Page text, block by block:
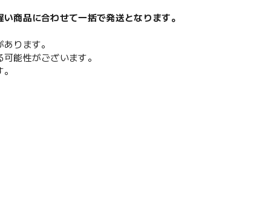
商品に合わせて一括で発送となります。
ります。
能性がございます。